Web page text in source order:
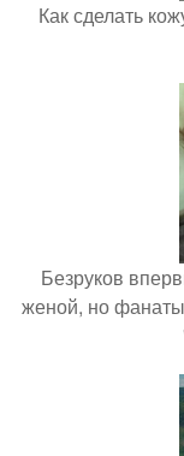
Как сделать
Безруков
женой, но